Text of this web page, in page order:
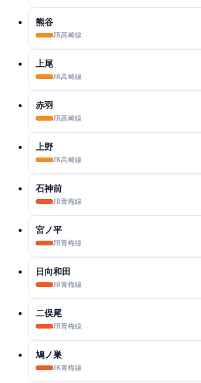
熊谷
JR高崎線
上尾
JR高崎線
赤羽
JR高崎線
上野
JR高崎線
石神前
JR青梅線
宮ノ平
JR青梅線
日向和田
JR青梅線
二俣尾
JR青梅線
鳩ノ巣
JR青梅線